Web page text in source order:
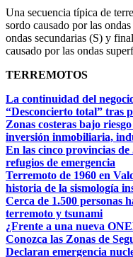
Una secuencia típica de
sordo causado por las
ondas secundarias (S) y
causado por las ondas
TERREMOTOS
La continuidad del
“Desconcierto total” tras
Zonas costeras bajo
inversión inmobiliaria,
En las cinco provincias de
refugios de emergencia
Terremoto de 1960 en
historia de la sismología
Cerca de 1.500 personas
terremoto y tsunami
¿Frente a una nueva
Conozca las Zonas de
Declaran emergencia